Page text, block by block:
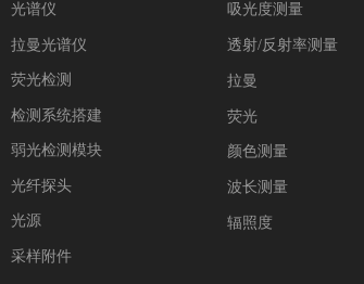
光谱仪
拉曼光谱仪
荧光检测
检测系统搭建
弱光检测模块
光纤探头
光源
采样附件
吸光度测量
透射/反射率测量
拉曼
荧光
颜色测量
波长测量
辐照度